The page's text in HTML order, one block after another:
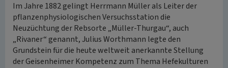
Im Jahre 1882 gelingt Herrmann Müller als Leiter der
pflanzenphysiologischen Versuchsstation die
Neuzüchtung der Rebsorte „Müller-Thurgau“, auch
„Rivaner“ genannt, Julius Worthmann legte den
Grundstein für die heute weltweit anerkannte Stellung
der Geisenheimer Kompetenz zum Thema Hefekulturen